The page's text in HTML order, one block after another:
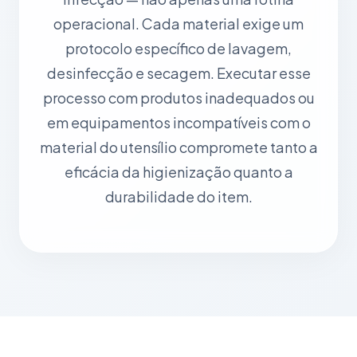
operacional. Cada material exige um
protocolo específico de lavagem,
desinfecção e secagem. Executar esse
processo com produtos inadequados ou
em equipamentos incompatíveis com o
material do utensílio compromete tanto a
eficácia da higienização quanto a
durabilidade do item.